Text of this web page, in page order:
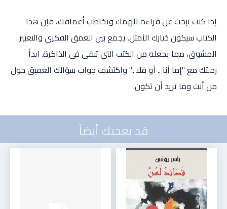
إذا كنت تبحث عن قراءة تلهمك وتخاطب أعماقك، فإن هذا
الكتاب سيكون خيارك الأمثل. يجمع بين العمق الفكري والتعبير
المشوق، مما يجعله من الكتب التي تبقى في الذاكرة. ابدأ
رحلتك مع "إما أنا .. أو فلا .." واكتشف جواب سؤالك العميق حول
من أنت وما تريد أن تكون.
قد يعجبك أيضاً